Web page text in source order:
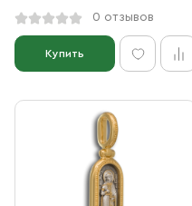
0 отзывов
Купить